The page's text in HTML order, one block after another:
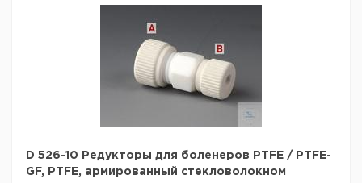
D 526-10 Редукторы для боленеров PTFE / PTFE-
GF, PTFE, армированный стекловолокном